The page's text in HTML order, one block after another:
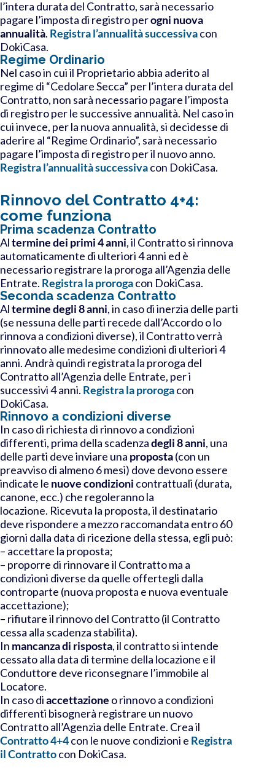
l’intera durata del Contratto, sarà necessario
pagare l’imposta di registro perogni nuova
annualità. Registra l’annualità successivacon
DokiCasa.
Regime Ordinario
Nel caso in cui il Proprietario abbia aderito al
regime di “Cedolare Secca” per l’intera durata del
Contratto, non sarà necessario pagare l’imposta
di registro per le successive annualità. Nel caso in
cui invece, per la nuova annualità, si decidesse di
aderire al “Regime Ordinario”, sarà necessario
pagare l’imposta di registro per il nuovo anno.
Registra l’annualità successivacon DokiCasa.
Rinnovo del Contratto 4+4:
come funziona
Prima scadenza Contratto
Altermine dei primi 4 anni, il Contratto si rinnova
automaticamente di ulteriori 4 anni ed è
necessarioregistrare la proroga all’Agenzia delle
Entrate. Registra la prorogacon DokiCasa.
Seconda scadenza Contratto
Altermine degli 8 anni, in caso di inerzia delle parti
(se nessuna delle parti recede dall’Accordo o lo
rinnova a condizioni diverse), il Contratto verrà
rinnovato alle medesime condizioni di ulteriori 4
anni. Andrà quindi registrata la proroga del
Contratto all’Agenzia delle Entrate, per i
successivi 4 anni. Registra la prorogacon
DokiCasa.
Rinnovo a condizioni diverse
In caso di richiesta di rinnovo a condizioni
differenti, prima della scadenzadegli 8 anni, una
delle parti deve inviare una proposta(con un
preavviso di almeno 6 mesi) dove devono essere
indicate le nuove condizioni contrattuali (durata,
canone, ecc.) che regoleranno la
locazione. Ricevuta la proposta, il destinatario
deve rispondere a mezzo raccomandata entro 60
giorni dalla data di ricezione della stessa, egli può:
– accettare la proposta;
– proporre di rinnovare il Contratto ma a
condizioni diverse da quelle offertegli dalla
controparte (nuova proposta e nuova eventuale
accettazione);
– rifiutare il rinnovo del Contratto (il Contratto
cessa alla scadenza stabilita).
In mancanza di risposta, il contratto si intende
cessato alla data di termine della locazione e il
Conduttore deve riconsegnare l’immobile al
Locatore.
In caso diaccettazione orinnovo a condizioni
differenti bisognerà registrare un nuovo
Contrattoall’Agenzia delle Entrate. Crea il
Contratto 4+4con le nuove condizioni e Registra
il Contrattocon DokiCasa.